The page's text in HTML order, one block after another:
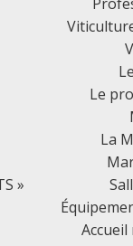
»
Le
La